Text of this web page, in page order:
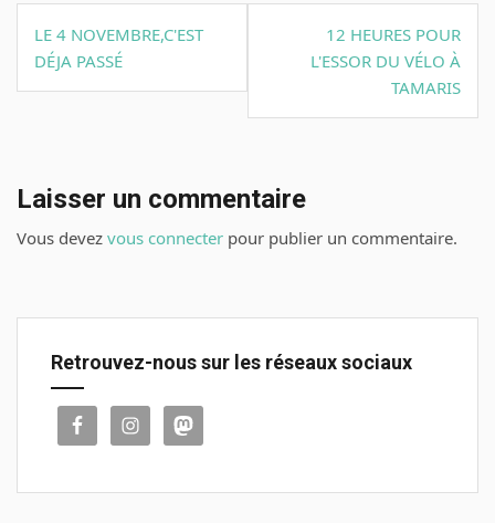
Navigation
de
l’article
LE 4 NOVEMBRE,C'EST
DÉJA PASSÉ
12 HEURES POUR
L'ESSOR DU VÉLO À
TAMARIS
Laisser un commentaire
Vous devez vous connecter pour publier un commentaire.
Retrouvez-nous sur les réseaux sociaux